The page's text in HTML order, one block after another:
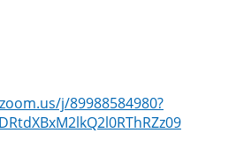
j/89988584980?